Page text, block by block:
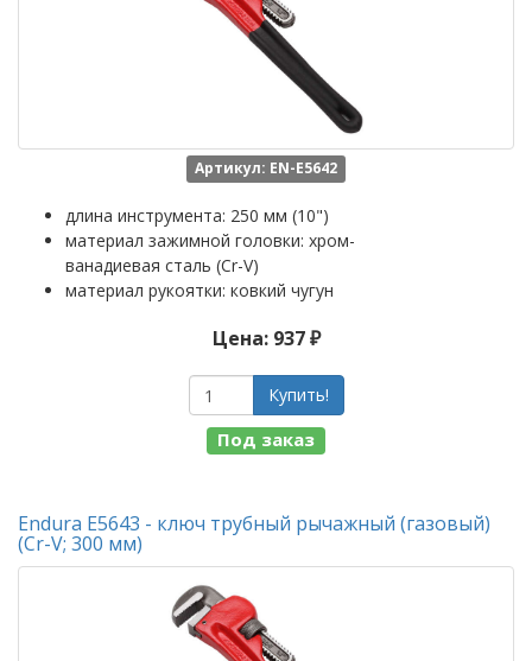
Артикул: EN-E5642
длина инструмента: 250 мм (10")
материал зажимной головки: хром-
ванадиевая сталь (Cr-V)
материал рукоятки: ковкий чугун
Цена: 937 ₽
Купить!
Под заказ
Endura E5643 - ключ трубный рычажный (газовый)
(Cr-V; 300 мм)